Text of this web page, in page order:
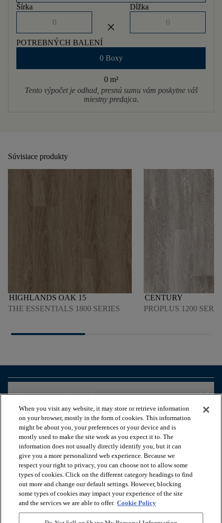
Šírka
close
Dĺžka
POTREBNÝCH BALENÍ
0 Boxy
0 m²
Tento výpočet je odhad, presnú sumu vám poskytne váš
miestny predajca.
Súvisiace produkty
HIGHLANDS OAK 15
THE ESSENTIALS 1800 SERIES
CENTURY
PROPLUS 1200
ZOBRAZIŤ PRODUKTY arrow_forward_ios
ZOBRAZIŤ ZDROJE
OUR SERVICES
O NÁS
When you visit any website, it may store or retrieve information
on your browser, mostly in the form of cookies. This information
might be about you, your preferences or your device and is
mostly used to make the site work as you expect it to. The
information does not usually directly identify you, but it can
give you a more personalized web experience. Because we
respect your right to privacy, you can choose not to allow some
types of cookies. Click on the different category headings to find
out more and change our default settings. However, blocking
some types of cookies may impact your experience of the site
and the services we are able to offer. Cookie Policy